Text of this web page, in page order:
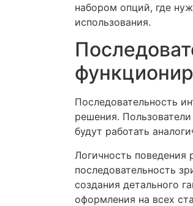
набором опций, где
использования.
Последовательность
решения.
будут работать
Логичность
последовательность
создания детального
оформления на всех